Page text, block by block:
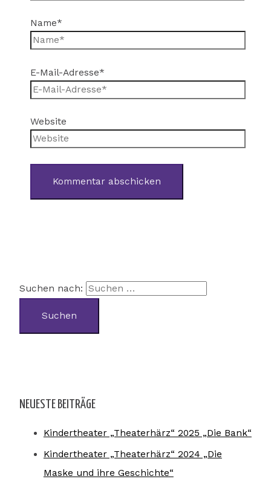
Name*
E-Mail-Adresse*
Website
Suchen nach:
NEUESTE BEITRÄGE
Kindertheater „Theaterhärz“ 2025 „Die Bank“
Kindertheater „Theaterhärz“ 2024 „Die
Maske und ihre Geschichte“